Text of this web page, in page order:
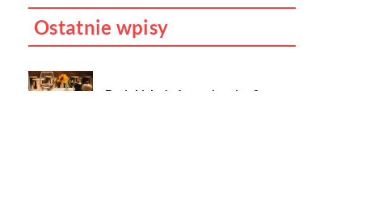
Ostatnie wpisy
Do jakich dań pasuje wino?